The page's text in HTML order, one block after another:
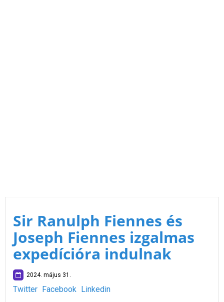
Sir Ranulph Fiennes és
Joseph Fiennes izgalmas
expedícióra indulnak
2024. május 31.
Twitter Facebook Linkedin